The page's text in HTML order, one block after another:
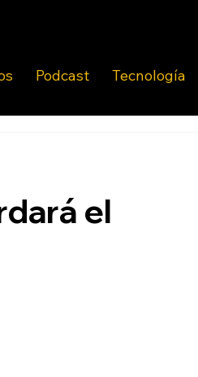
Podcast Tecnología
el